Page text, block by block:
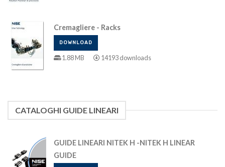
Cremagliere - Racks
DOWNLOAD
1.88 MB 14193 downloads
CATALOGHI GUIDE LINEARI
GUIDE LINEARI NITEK H -NITEK H LINEAR
GUIDE